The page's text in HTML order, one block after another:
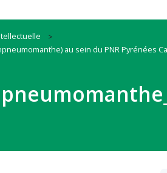
au sein du PNR Pyrénées